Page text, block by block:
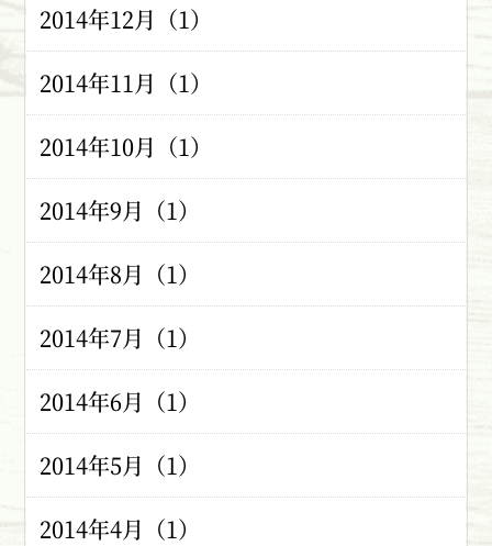
2014年12月（1）
2014年11月（1）
2014年10月（1）
2014年9月（1）
2014年8月（1）
2014年7月（1）
2014年6月（1）
2014年5月（1）
2014年4月（1）